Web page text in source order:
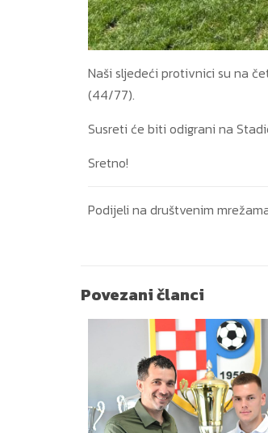
Naši sljedeći protivnici su na
(44/77).
Susreti će biti odigrani na
Sretno!
Podijeli na društvenim
Povezani članci